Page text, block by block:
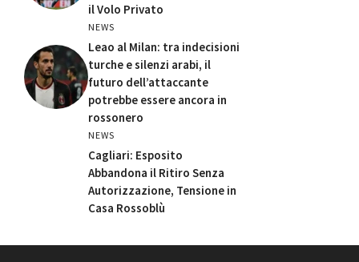
il Volo Privato
NEWS
Leao al Milan: tra indecisioni
turche e silenzi arabi, il
futuro dell’attaccante
potrebbe essere ancora in
rossonero
NEWS
Cagliari: Esposito
Abbandona il Ritiro Senza
Autorizzazione, Tensione in
Casa Rossoblù